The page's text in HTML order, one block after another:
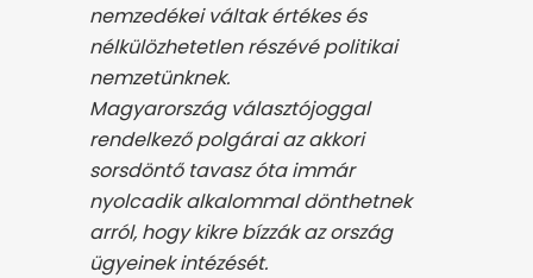
nemzedékei váltak értékes és
nélkülözhetetlen részévé politikai
nemzetünknek.
Magyarország választójoggal
rendelkező polgárai az akkori
sorsdöntő tavasz óta immár
nyolcadik alkalommal dönthetnek
arról, hogy kikre bízzák az ország
ügyeinek intézését.